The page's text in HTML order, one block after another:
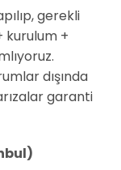
gerekli
kurulum +
dışında
garanti